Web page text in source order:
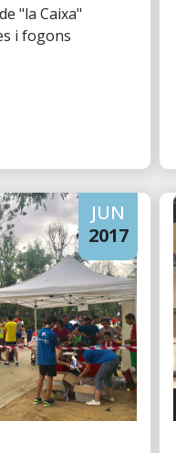
"la Caixa"
i fogons
JUN
2017